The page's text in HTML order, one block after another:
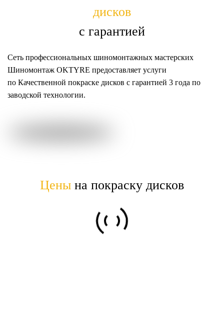
дисков
с гарантией
Сеть профессиональных шиномонтажных мастерских
Шиномонтаж OKTYRE предоставляет услуги
по Качественной покраске дисков с гарантией 3 года по
заводской технологии.
Цены на покраску дисков